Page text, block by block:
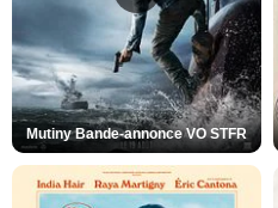
Mutiny Bande-annonce VO STFR